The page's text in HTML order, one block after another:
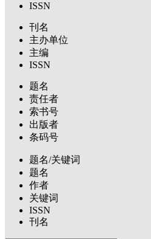
ISSN
刊名
主办单位
主编
ISSN
题名
责任者
索书号
出版者
条码号
题名/关键词
题名
作者
关键词
ISSN
刊名